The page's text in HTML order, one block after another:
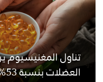
تناول المغنيسيوم
العضلات بنسبة 53%